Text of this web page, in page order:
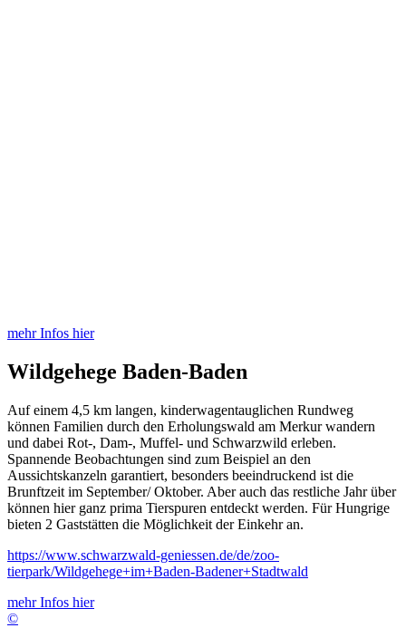
mehr Infos hier
Wildgehege Baden-Baden
Auf einem 4,5 km langen, kinderwagentauglichen Rundweg
können Familien durch den Erholungswald am Merkur wandern
und dabei Rot-, Dam-, Muffel- und Schwarzwild erleben.
Spannende Beobachtungen sind zum Beispiel an den
Aussichtskanzeln garantiert, besonders beeindruckend ist die
Brunftzeit im September/ Oktober. Aber auch das restliche Jahr über
können hier ganz prima Tierspuren entdeckt werden. Für Hungrige
bieten 2 Gaststätten die Möglichkeit der Einkehr an.
https://www.schwarzwald-geniessen.de/de/zoo-
tierpark/Wildgehege+im+Baden-Badener+Stadtwald
mehr Infos hier
©